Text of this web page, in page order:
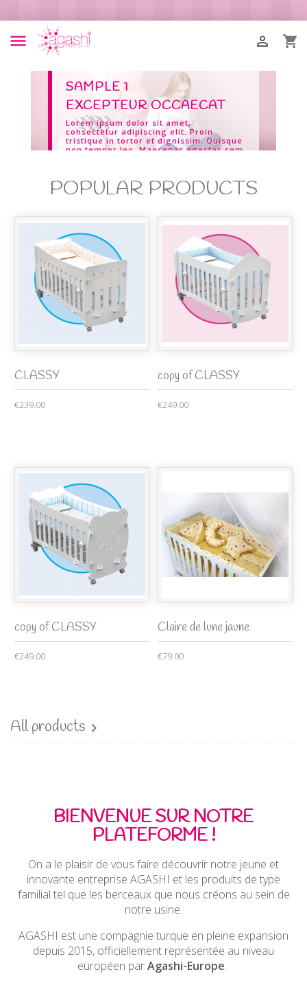
 

SAMPLE 1
EXCEPTEUR OCCAECAT
Lorem ipsum dolor sit amet,
consectetur adipiscing elit. Proin
tristique in tortor et dignissim. Quisque
non tempor leo. Maecenas egestas sem
POPULAR PRODUCTS
CLASSY
€239.00
copy of CLASSY
€249.00
copy of CLASSY
€249.00
Claire de lune jaune
€79.00
All products 
BIENVENUE SUR NOTRE
PLATEFORME !
On a le plaisir de vous faire découvrir notre jeune et
innovante entreprise AGASHI et les produits de type
familial tel que les berceaux que nous créons au sein de
notre usine.
AGASHI est une compagnie turque en pleine expansion
depuis 2015, officiellement représentée au niveau
européen parAgashi-Europe.